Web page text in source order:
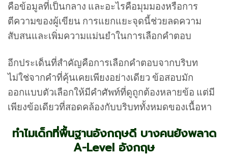
คือข้อมูลที่เป็นกลาง และอะไรคือมุมมองหรือการ
ตีความของผู้เขียน การแยกแยะจุดนี้ช่วยลดความ
สับสนและเพิ่มความแม่นยำในการเลือกคำตอบ
อีกประเด็นที่สำคัญคือการเลือกคำตอบจากบริบท
ไม่ใช่จากคำที่คุ้นเคยเพียงอย่างเดียว ข้อสอบมัก
ออกแบบตัวเลือกให้มีคำศัพท์ที่ดูถูกต้องหลายข้อ แต่มี
เพียงข้อเดียวที่สอดคล้องกับบริบททั้งหมดของเนื้อหา
ทำไมเด็กที่พื้นฐานอังกฤษดี บางคนยังพลาด
A-Level อังกฤษ